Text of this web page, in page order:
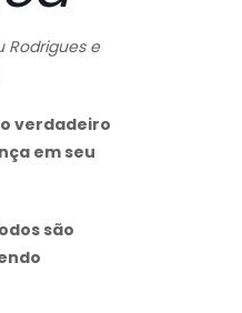
Rodrigues e
verdadeiro
em seu
são